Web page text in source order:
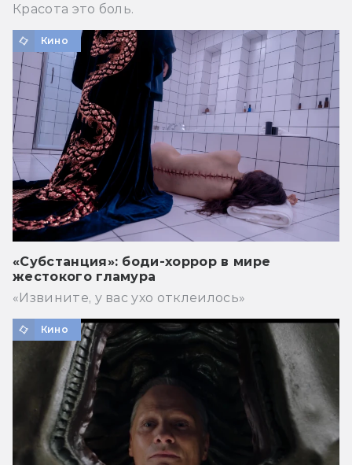
Красота это боль.
Кино
«Субстанция»: боди-хоррор в мире
жестокого гламура
«Извините, у вас ухо отклеилось»
Кино